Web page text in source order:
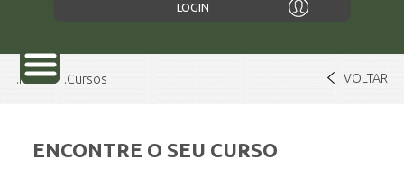
LOGIN
SOBRE
Home Cursos VOLTAR
ENCONTRE O SEU CURSO